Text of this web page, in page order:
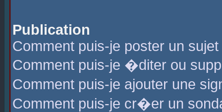
Publication
Comment puis-je poster un
Comment puis-je �diter ou
Comment puis-je ajouter une
Comment puis-je cr�er un